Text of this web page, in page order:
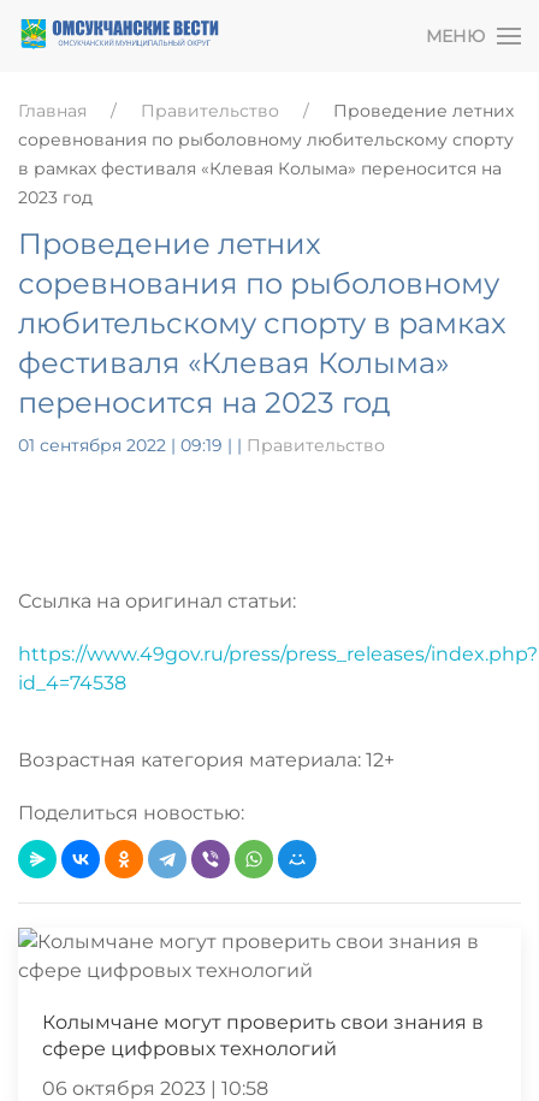
МЕНЮ
Главная Правительство
Проведение летних
соревнования по рыболовному любительскому спорту
в рамках фестиваля «Клевая Колыма» переносится на
2023 год
Проведение летних
соревнования по рыболовному
любительскому спорту в рамках
фестиваля «Клевая Колыма»
переносится на 2023 год
01 сентября 2022 | 09:19 | | Правительство
Ссылка на оригинал статьи:
https://www.49gov.ru/press/press_releases/index.php?
id_4=74538
Возрастная категория материала: 12+
Поделиться новостью:
Колымчане могут проверить свои знания в
сфере цифровых технологий
06 октября 2023 | 10:58